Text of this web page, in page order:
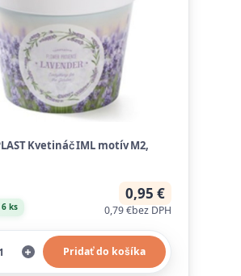
Kvetináč IML motív M2,
0,95 €
0,79 €bez DPH
ks
Pridať do košíka